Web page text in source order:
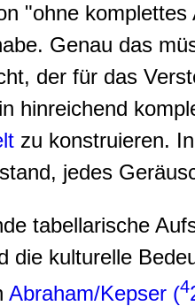
"ohne
Genau das
der für das
hinreichend
zu konstruieren.
jedes
tabellarische
die kulturelle
Abraham/Kepser (4